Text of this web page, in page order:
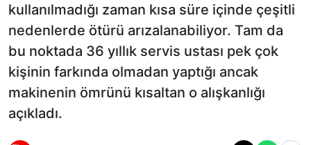
kullanılmadığı zaman kısa süre içinde çeşitli
nedenlerde ötürü arızalanabiliyor. Tam da
bu noktada 36 yıllık servis ustası pek çok
kişinin farkında olmadan yaptığı ancak
makinenin ömrünü kısaltan o alışkanlığı
açıkladı.